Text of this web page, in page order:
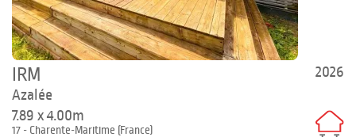
2026
IRM
Azalée
7.89 x 4.00m
17 - Charente-Maritime (France)